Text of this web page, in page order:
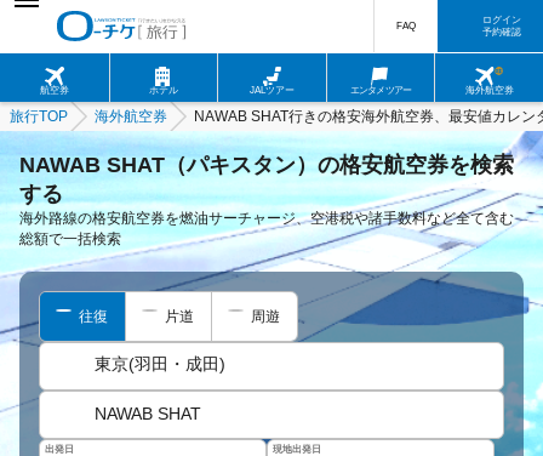
航空券 ホテル JALツアー エンタメツアー 海外航空券
FAQ
ログイン
予約確認
旅行TOP 海外航空券 NAWAB SHAT行きの格安海外航空券、最安値カレン
NAWAB SHAT（パキスタン）の格安航空券を検索
する
海外路線の格安航空券を燃油サーチャージ、空港税や諸手数料など全て含む
総額で一括検索
往復 片道 周遊
東京(羽田・成田)
NAWAB SHAT
出発日 現地出発日